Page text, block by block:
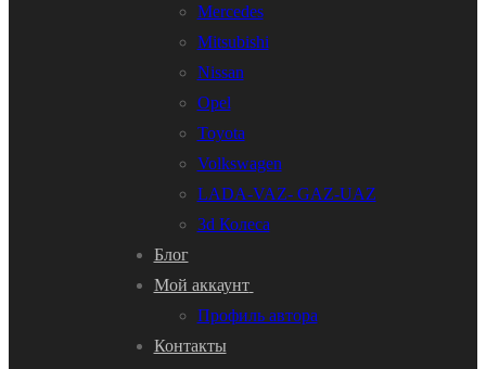
Mercedes
Mitsubishi
Nissan
Opel
Toyota
Volkswagen
LADA-VAZ- GAZ-UAZ
3d Колеса
Блог
Мой аккаунт
Профиль автора
Контакты